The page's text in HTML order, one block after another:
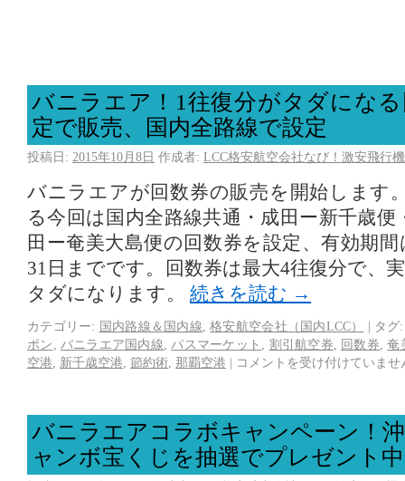
バニラエア！1往復分がタダにな
定で販売、国内全路線で設定
投稿日: 2015年10月8日 作成者: LCC格安航空会社なび！激安飛行
バニラエアが回数券の販売を開始します
る今回は国内全路線共通・成田ー新千歳便
田ー奄美大島便の回数券を設定、有効期
31日までです。回数券は最大4往復分で、
タダになります。 続きを読む →
カテゴリー: 国内路線＆国内線 ,格安航空会社（国内LCC） | タグ:
ポン
バニラエア国内線 パスマーケット 割引航空券 回数券 ,奄
空港
新千歳空港 節約術 那覇空港 | コメントを受け付けていませ
バニラエアコラボキャンペーン！
ャンボ宝くじを抽選でプレゼント中